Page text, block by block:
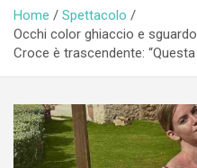
Home
Spettacolo
Occhi color ghiaccio e
Croce è trascendente: “Questa